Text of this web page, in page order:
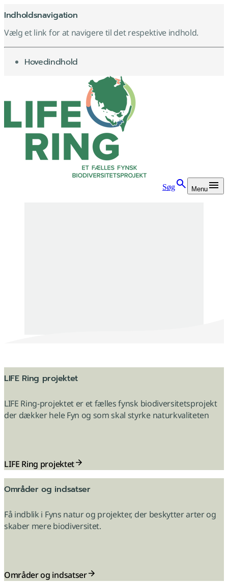
Indholdsnavigation
Vælg et link for at navigere til det respektive indhold.
gå til
Hovedindhold
Søg Menu
LIFE Ring projektet
LIFE Ring-projektet er et fælles fynsk biodiversitetsprojekt
der dækker hele Fyn og som skal styrke naturkvaliteten
LIFE Ring projektet
Områder og indsatser
Få indblik i Fyns natur og projekter, der beskytter arter og
skaber mere biodiversitet.
Områder og indsatser